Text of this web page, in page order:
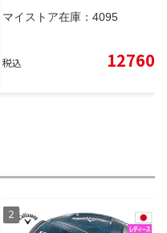
マイストア在庫： 4095
税込 12760